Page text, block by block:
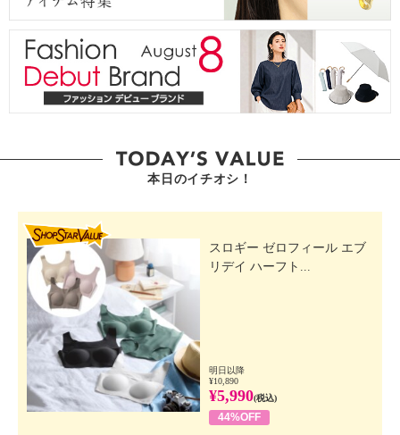
本日のイチオシ！
スロギー ゼロフィール エブ
リデイ ハーフト...
明日以降
¥10,890
¥5,990(税込)
44%OFF